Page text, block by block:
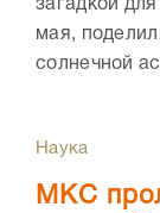
загадкой
мая,
солнечной
Наука
МКС